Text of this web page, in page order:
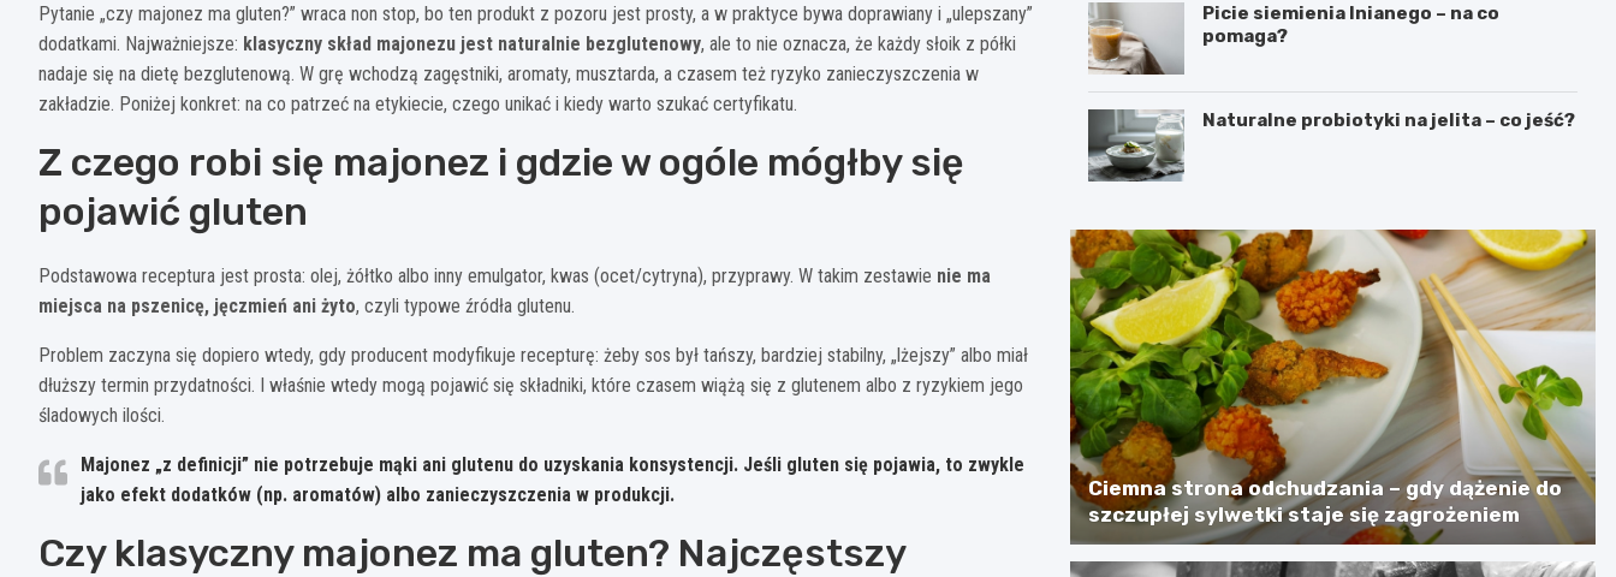
Pytanie „czy majonez ma gluten?” wraca non stop, bo ten produkt z pozoru jest prosty, a w praktyce bywa doprawiany i „ulepszany”
dodatkami. Najważniejsze: klasyczny skład majonezu jest naturalnie bezglutenowy, ale to nie oznacza, że każdy słoik z półki
nadaje się na dietę bezglutenową. W grę wchodzą zagęstniki, aromaty, musztarda, a czasem też ryzyko zanieczyszczenia w
zakładzie. Poniżej konkret: na co patrzeć na etykiecie, czego unikać i kiedy warto szukać certyfikatu.
Z czego robi się majonez i gdzie w ogóle mógłby się
pojawić gluten
Podstawowa receptura jest prosta: olej, żółtko albo inny emulgator, kwas (ocet/cytryna), przyprawy. W takim zestawie nie ma
miejsca na pszenicę, jęczmień ani żyto, czyli typowe źródła glutenu.
Problem zaczyna się dopiero wtedy, gdy producent modyfikuje recepturę: żeby sos był tańszy, bardziej stabilny, „lżejszy” albo miał
dłuższy termin przydatności. I właśnie wtedy mogą pojawić się składniki, które czasem wiążą się z glutenem albo z ryzykiem jego
śladowych ilości.
Majonez „z definicji” nie potrzebuje mąki ani glutenu do uzyskania konsystencji. Jeśli gluten się pojawia, to zwykle
jako efekt dodatków (np. aromatów) albo zanieczyszczenia w produkcji.
Czy klasyczny majonez ma gluten? Najczęstszy
Picie siemienia lnianego – na co
pomaga?
Naturalne probiotyki na jelita – co jeść?
Ciemna strona odchudzania – gdy dążenie do
szczupłej sylwetki staje się zagrożeniem